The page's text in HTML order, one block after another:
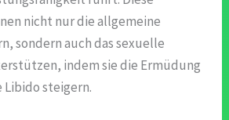
nicht nur die allgemeine
sondern auch das sexuelle
indem sie die Ermüdung
steigern.